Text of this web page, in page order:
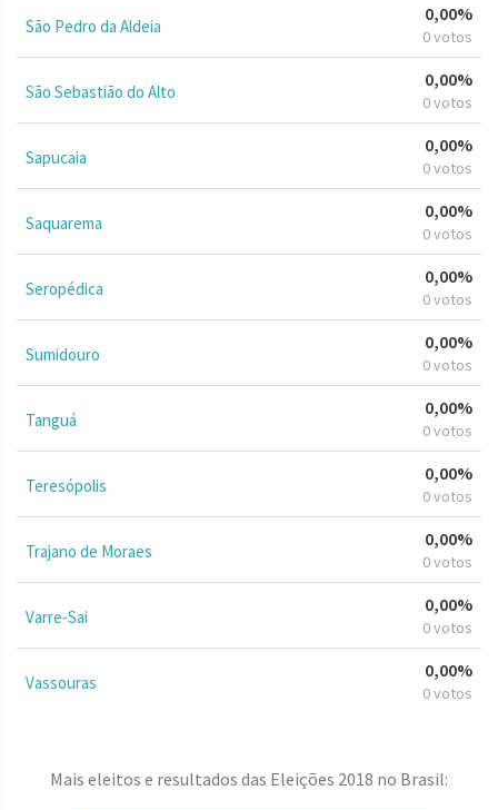
São Pedro da Aldeia
0,00%
0 votos
São Sebastião do Alto
0,00%
0 votos
Sapucaia
0,00%
0 votos
Saquarema
0,00%
0 votos
Seropédica
0,00%
0 votos
Sumidouro
0,00%
0 votos
Tanguá
0,00%
0 votos
Teresópolis
0,00%
0 votos
Trajano de Moraes
0,00%
0 votos
Varre-Sai
0,00%
0 votos
Vassouras
0,00%
0 votos
Mais eleitos e resultados das Eleições 2018 no Brasil: